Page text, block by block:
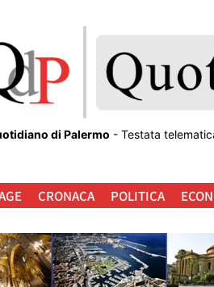
di Palermo - Testata
CRONACA POLITICA